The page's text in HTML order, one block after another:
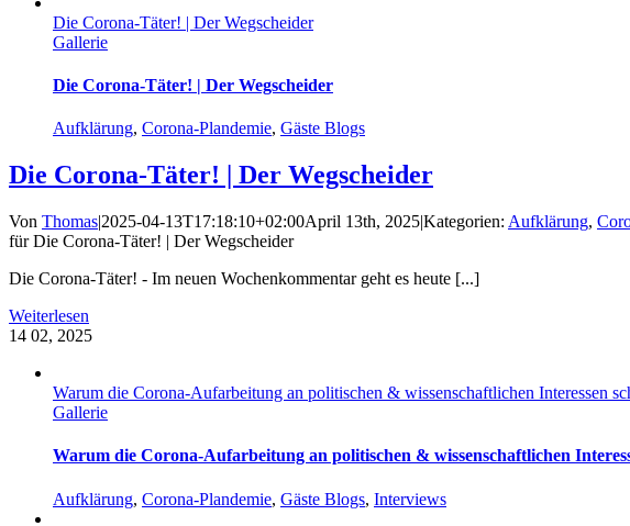
Die Corona-Täter! | Der Wegscheider
Gallerie
Die Corona-Täter! | Der Wegscheider
Aufklärung, Corona-Plandemie, Gäste Blogs
Die Corona-Täter! | Der Wegscheider
Von Thomas|2025-04-13T17:18:10+02:00April 13th, 2025|Kategorien: Aufklärung,
für Die Corona-Täter! | Der Wegscheider
Die Corona-Täter! - Im neuen Wochenkommentar geht es heute [...]
Weiterlesen
14 02, 2025
Warum die Corona-Aufarbeitung an politischen & wissenschaftlichen Interessen
Gallerie
Warum die Corona-Aufarbeitung an politischen & wissenschaftlichen
Aufklärung, Corona-Plandemie, Gäste Blogs, Interviews